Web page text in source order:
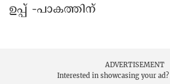
ഉപ്പ് –പാകത്തിന്
ADVERTISEMENT
Interested in showcasing your ad?